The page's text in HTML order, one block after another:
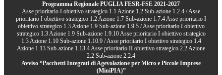
Programma Regionale PUGLIA FESR-FSE 2021-2027
Asse prioritario I obiettivo strategico 1.1 Azione 1.2 Sub-azione 1.2.4 / Asse
prioritario I obiettivo strategico 1.2 Azione 1.7 Sub-azione 1.7.4 Asse prioritario I
obiettivo strategico 1.3 Azione 1.9 Sub-azione 1.9.5 / Asse prioritario I obiettivo
strategico 1.3 Azione 1.9 Sub-azione 1.9.10 Asse prioritario I obiettivo strategico
1.3 Azione 1.10 Sub-azione 1.10.9 / Asse prioritario I obiettivo strategico 1.4
Azione 1.13 Sub-azione 1.13.4 Asse prioritario II obiettivo strategico 2.2 Azione
2.2 Sub-azione 2.2.4
Avviso “Pacchetti Integrati di Agevolazione per Micro e Piccole Imprese
(MiniPIA)”